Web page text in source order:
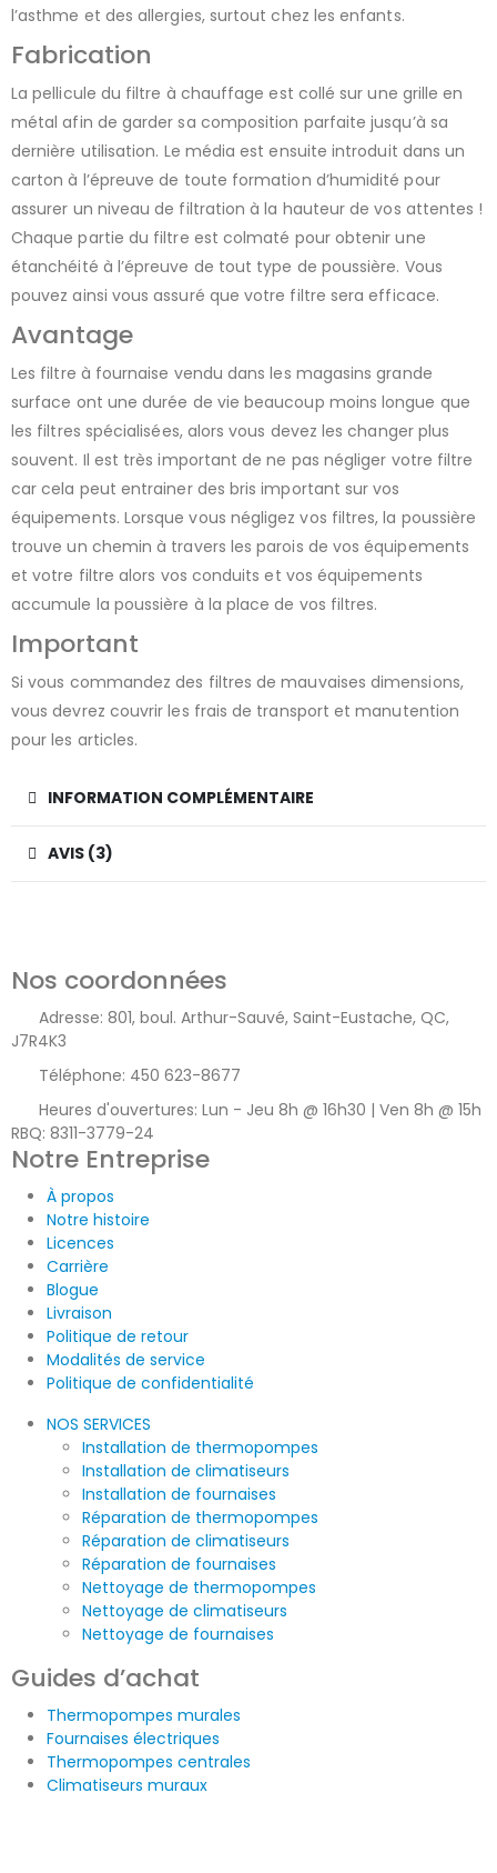
l’asthme et des allergies, surtout chez les enfants.
Fabrication
La pellicule du filtre à chauffage est collé sur une grille en
métal afin de garder sa composition parfaite jusqu’à sa
dernière utilisation. Le média est ensuite introduit dans un
carton à l’épreuve de toute formation d’humidité pour
assurer un niveau de filtration à la hauteur de vos attentes !
Chaque partie du filtre est colmaté pour obtenir une
étanchéité à l’épreuve de tout type de poussière. Vous
pouvez ainsi vous assuré que votre filtre sera efficace.
Avantage
Les filtre à fournaise vendu dans les magasins grande
surface ont une durée de vie beaucoup moins longue que
les filtres spécialisées, alors vous devez les changer plus
souvent. Il est très important de ne pas négliger votre filtre
car cela peut entrainer des bris important sur vos
équipements. Lorsque vous négligez vos filtres, la poussière
trouve un chemin à travers les parois de vos équipements
et votre filtre alors vos conduits et vos équipements
accumule la poussière à la place de vos filtres.
Important
Si vous commandez des filtres de mauvaises dimensions,
vous devrez couvrir les frais de transport et manutention
pour les articles.
INFORMATION COMPLÉMENTAIRE
AVIS (3)
Nos coordonnées
Adresse: 801, boul. Arthur-Sauvé, Saint-Eustache, QC,
J7R4K3
Téléphone: 450 623-8677
Heures d'ouvertures: Lun - Jeu 8h @ 16h30 | Ven 8h @ 15h
RBQ: 8311-3779-24
Notre Entreprise
À propos
Notre histoire
Licences
Carrière
Blogue
Livraison
Politique de retour
Modalités de service
Politique de confidentialité
NOS SERVICES
Installation de thermopompes
Installation de climatiseurs
Installation de fournaises
Réparation de thermopompes
Réparation de climatiseurs
Réparation de fournaises
Nettoyage de thermopompes
Nettoyage de climatiseurs
Nettoyage de fournaises
Guides d’achat
Thermopompes murales
Fournaises électriques
Thermopompes centrales
Climatiseurs muraux